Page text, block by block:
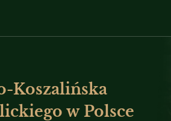
Koszalińska
w Polsce